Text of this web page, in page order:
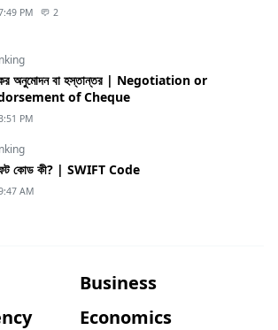
PM 2
অনুমোদন বা হস্তান্তর | Negotiation or
of Cheque
3:51 PM
কোড কী? | SWIFT Code
AM
Business
Economics